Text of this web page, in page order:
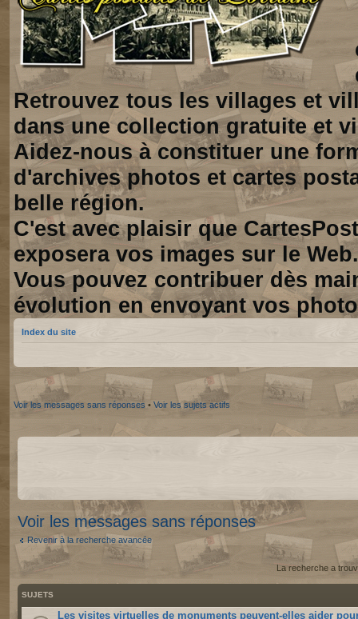
Retrouvez tous les villages et
dans une collection gratuite et
Aidez-nous à constituer une
d'archives photos et cartes
belle région.
C'est avec plaisir que
exposera vos images sur le Web.
Vous pouvez contribuer dès
évolution en envoyant vos
Index du site
Voir les messages sans réponses • Voir les sujets actifs
Voir les messages sans réponses
Revenir à la recherche avancée
La recherche a
SUJETS
Les visites virtuelles de monuments peuvent-elles aider